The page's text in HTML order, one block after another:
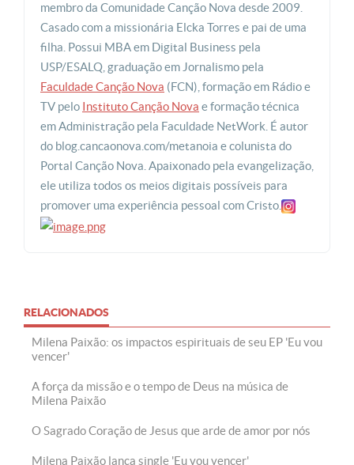
membro da Comunidade Canção Nova desde 2009.
Casado com a missionária Elcka Torres e pai de uma
filha. Possui MBA em Digital Business pela
USP/ESALQ, graduação em Jornalismo pela
Faculdade Canção Nova (FCN), formação em Rádio e
TV pelo Instituto Canção Nova e formação técnica
em Administração pela Faculdade NetWork. É autor
do blog.cancaonova.com/metanoia e colunista do
Portal Canção Nova. Apaixonado pela evangelização,
ele utiliza todos os meios digitais possíveis para
promover uma experiência pessoal com Cristo.
RELACIONADOS
Milena Paixão: os impactos espirituais de seu EP 'Eu vou
vencer'
A força da missão e o tempo de Deus na música de
Milena Paixão
O Sagrado Coração de Jesus que arde de amor por nós
Milena Paixão lança single 'Eu vou vencer'